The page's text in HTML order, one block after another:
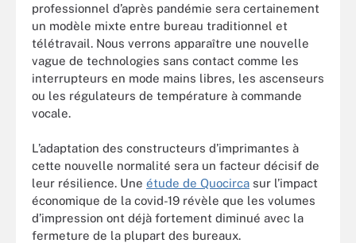
professionnel d’après pandémie sera certainement
un modèle mixte entre bureau traditionnel et
télétravail. Nous verrons apparaître une nouvelle
vague de technologies sans contact comme les
interrupteurs en mode mains libres, les ascenseurs
ou les régulateurs de température à commande
vocale.
L’adaptation des constructeurs d’imprimantes à
cette nouvelle normalité sera un facteur décisif de
leur résilience. Une étude de Quocirca sur l’impact
économique de la covid-19 révèle que les volumes
d’impression ont déjà fortement diminué avec la
fermeture de la plupart des bureaux.